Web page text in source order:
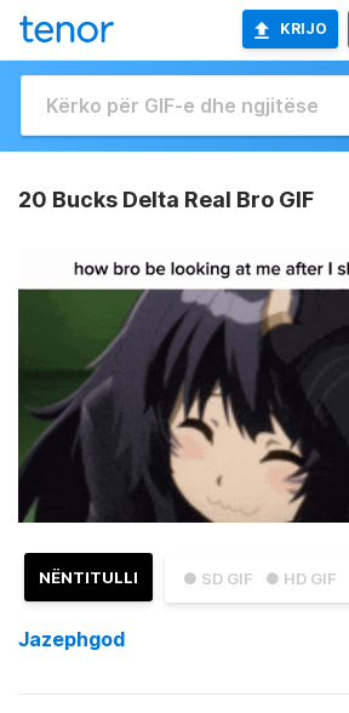
KRIJO
20 Bucks Delta Real Bro GIF
● SD GIF ● HD GIF
NËNTITULLI
Jazephgod